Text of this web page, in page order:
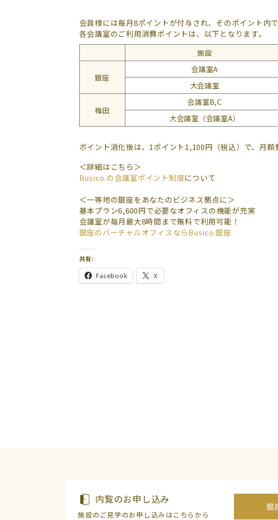
会員様には毎月8ポイントが付与され、そのポイント内
各会議室のご利用消費ポイントは、以下となります。
施設
銀座
会議室A
大会議室
梅田
会議室B,C
大会議室（会議室A）
ポイント消化後は、1ポイント1,100円（税込）で、月額
＜詳細はこちら＞
Busico.の会議室ポイント制度について
＜一等地の銀座をあなたのビジネス拠点に＞
基本プラン6,600円で必要なオフィスの機能が充実
会議室が毎月最大8時間まで無料で利用可能！
銀座のバーチャルオフィスならBusico.銀座
共有:
Facebook X
内覧のお申し込み
施設のご見学のお申し込みはこちらから
銀